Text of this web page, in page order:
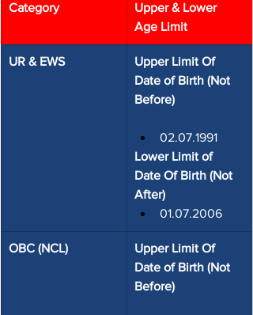
Category
Upper & Lower
Age Limit
UR & EWS
Upper Limit Of
Date of Birth (Not
Before)
02.07.1991
Lower Limit of
Date Of Birth (Not
After)
01.07.2006
OBC (NCL)
Upper Limit Of
Date of Birth (Not
Before)